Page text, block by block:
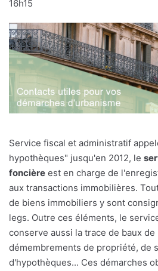
16h15
Service fiscal et administratif
hypothèques" jusqu'en 2012, le
foncière est en charge de
aux transactions immobilières.
de biens immobiliers y sont
legs. Outre ces éléments, le
conserve aussi la trace de baux
démembrements de propriété, de
d'hypothèques... Ces démarches